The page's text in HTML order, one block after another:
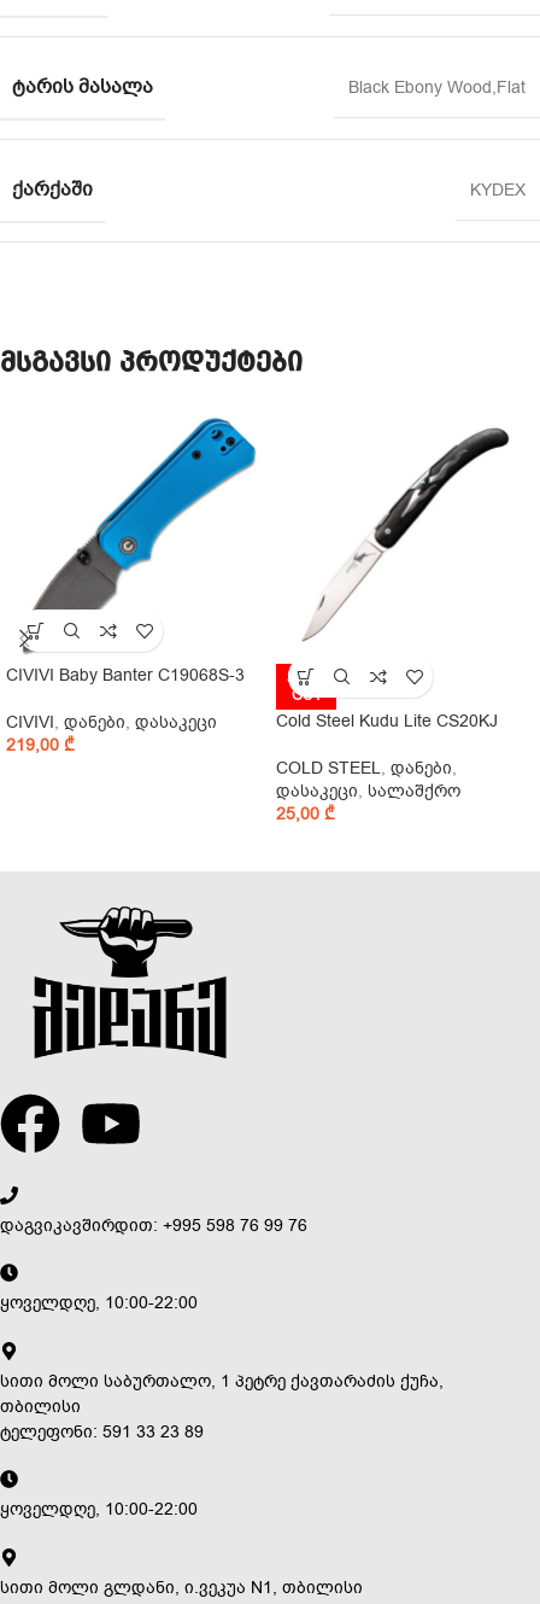
ᲢᲐᲠᲘᲡ ᲛᲐᲡᲐᲚᲐ Black Ebony Wood,Flat
ᲥᲐᲠᲥᲐᲨᲘ KYDEX
მსგავსი პროდუქტები
CIVIVI Baby Banter C19068S-3
CIVIVI, დანები, დასაკეცი
219,00 ₾
SOLD
OUT
Cold Steel Kudu Lite CS20KJ
COLD STEEL, დანები,
დასაკეცი, სალაშქრო
25,00 ₾
დაგვიკავშირდით: +995 598 76 99 76
ყოველდღე, 10:00-22:00
სითი მოლი საბურთალო, 1 პეტრე ქავთარაძის ქუჩა,
თბილისი
ტელეფონი: 591 33 23 89
ყოველდღე, 10:00-22:00
სითი მოლი გლდანი, ი.ვეკუა N1, თბილისი